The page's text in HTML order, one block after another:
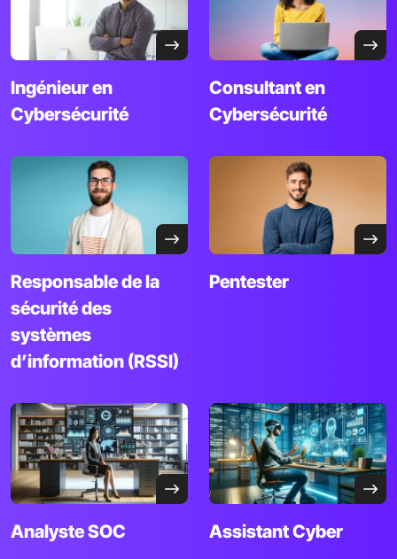
Ingénieur en
Cybersécurité
Consultant en
Cybersécurité
Responsable de la
sécurité des
systèmes
d’information (RSSI)
Pentester
AnalysteSOC AssistantCyber